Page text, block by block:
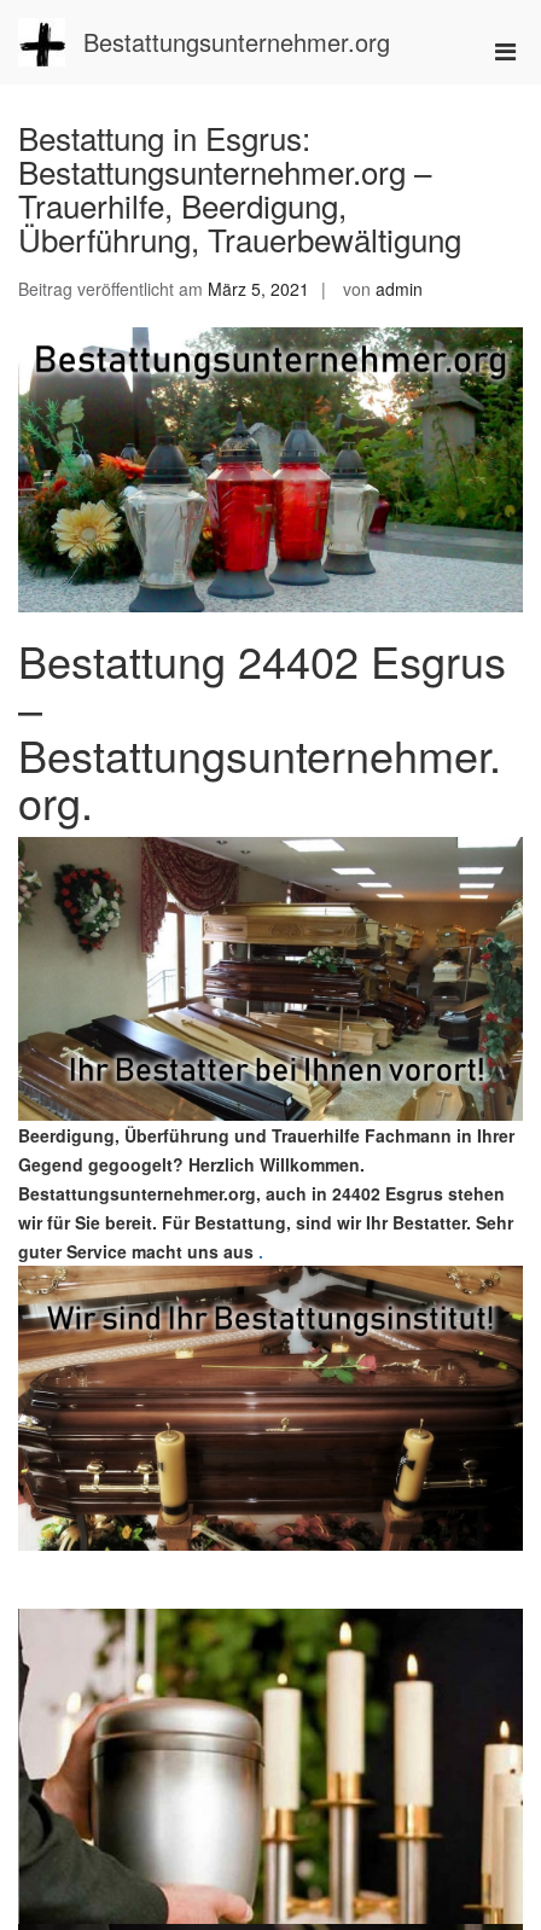
Inhalt
springen
Bestattungsunternehmer.org
Bestattung in Esgrus:
Bestattungsunternehmer.org –
Trauerhilfe, Beerdigung,
Überführung, Trauerbewältigung
Beitrag veröffentlicht am März 5, 2021 von admin
Bestattung 24402 Esgrus
–
Bestattungsunternehmer.
org.
Beerdigung, Überführung und Trauerhilfe Fachmann in Ihrer
Gegend gegoogelt? Herzlich Willkommen.
Bestattungsunternehmer.org, auch in 24402 Esgrus stehen
wir für Sie bereit. Für Bestattung, sind wir Ihr Bestatter. Sehr
guter Service macht uns aus .